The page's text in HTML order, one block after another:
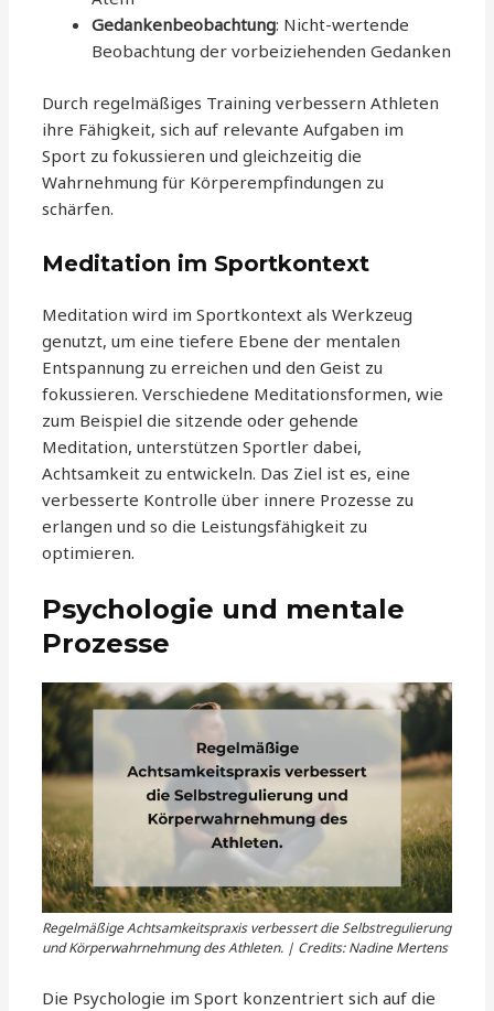
Gedankenbeobachtung: Nicht-wertende
Beobachtung der vorbeiziehenden Gedanken
Durch regelmäßiges Training verbessern Athleten
ihre Fähigkeit, sich auf relevante Aufgaben im
Sport zu fokussieren und gleichzeitig die
Wahrnehmung für Körperempfindungen zu
schärfen.
Meditation im Sportkontext
Meditation wird im Sportkontext als Werkzeug
genutzt, um eine tiefere Ebene der mentalen
Entspannung zu erreichen und den Geist zu
fokussieren. Verschiedene Meditationsformen, wie
zum Beispiel die sitzende oder gehende
Meditation, unterstützen Sportler dabei,
Achtsamkeit zu entwickeln. Das Ziel ist es, eine
verbesserte Kontrolle über innere Prozesse zu
erlangen und so die Leistungsfähigkeit zu
optimieren.
Psychologie und mentale
Prozesse
Regelmäßige Achtsamkeitspraxis verbessert die Selbstregulierung
und Körperwahrnehmung des Athleten. | Credits: Nadine Mertens
Die Psychologie im Sport konzentriert sich auf die